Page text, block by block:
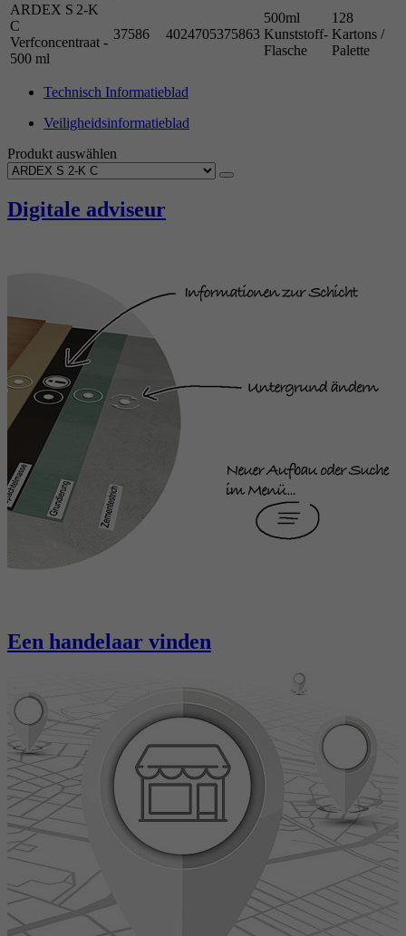
ARDEX S 2-K
C
Verfconcentraat -
500 ml
37586 4024705375863
500ml
Kunststoff-
Flasche
128
Kartons /
Palette
Technisch Informatieblad
Veiligheidsinformatieblad
Produkt auswählen
Digitale adviseur
Een handelaar vinden